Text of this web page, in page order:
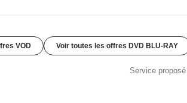
VOD Voir toutes les offres DVD BLU-RAY
Service